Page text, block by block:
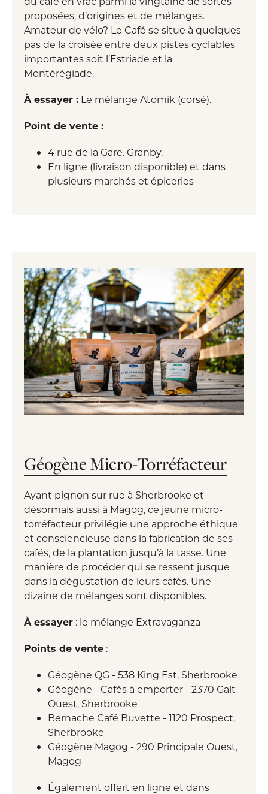
proposées, d’origines et de mélanges.
Amateur de vélo? Le Café se situe à quelques
pas de la croisée entre deux pistes cyclables
importantes soit l’Estriade et la
Montérégiade.
À essayer : Le mélange Atomik (corsé).
Point de vente :
4 rue de la Gare. Granby.
En ligne (livraison disponible) et dans
plusieurs marchés et épiceries
Géogène Micro-Torréfacteur
Ayant pignon sur rue à Sherbrooke et
désormais aussi à Magog, ce jeune micro-
torréfacteur privilégie une approche éthique
et consciencieuse dans la fabrication de ses
cafés, de la plantation jusqu’à la tasse. Une
manière de procéder qui se ressent jusque
dans la dégustation de leurs cafés. Une
dizaine de mélanges sont disponibles.
À essayer : le mélange Extravaganza
Points de vente :
Géogène QG - 538 King Est, Sherbrooke
Géogène - Cafés à emporter - 2370 Galt
Ouest, Sherbrooke
Bernache Café Buvette - 1120 Prospect,
Sherbrooke
Géogène Magog - 290 Principale Ouest,
Magog
Également offert en ligne et dans